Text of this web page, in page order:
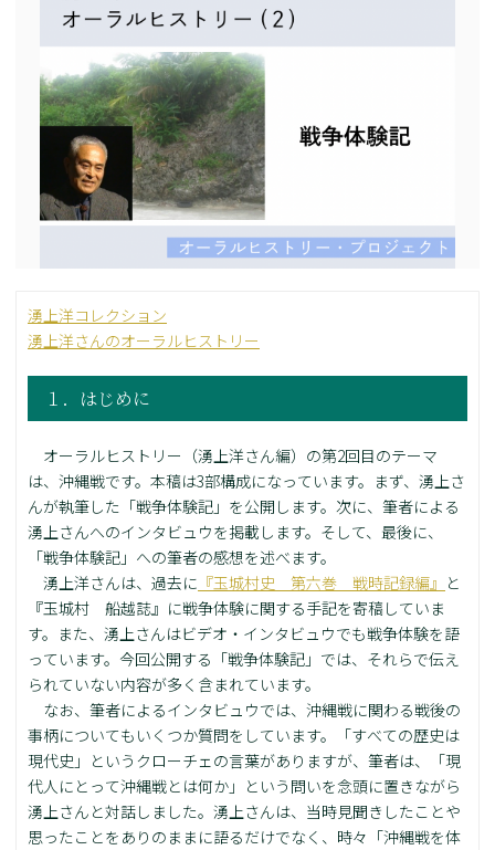
湧上洋コレクション
湧上洋さんのオーラルヒストリー
１．はじめに
オーラルヒストリー（湧上洋さん編）の第2回目のテーマ
は、沖縄戦です。本稿は3部構成になっています。まず、湧上さ
んが執筆した「戦争体験記」を公開します。次に、筆者による
湧上さんへのインタビュウを掲載します。そして、最後に、
「戦争体験記」への筆者の感想を述べます。
湧上洋さんは、過去に 『玉城村史 第六巻 戦時記録編』 と
『玉城村 船越誌』に戦争体験に関する手記を寄稿していま
す。また、湧上さんはビデオ・インタビュウでも戦争体験を語
っています。今回公開する「戦争体験記」では、それらで伝え
られていない内容が多く含まれています。
なお、筆者によるインタビュウでは、沖縄戦に関わる戦後の
事柄についてもいくつか質問をしています。「すべての歴史は
現代史」というクローチェの言葉がありますが、筆者は、「現
代人にとって沖縄戦とは何か」という問いを念頭に置きながら
湧上さんと対話しました。湧上さんは、当時見聞きしたことや
思ったことをありのままに語るだけでなく、時々「沖縄戦を体